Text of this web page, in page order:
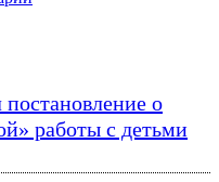
о
работы с детьми